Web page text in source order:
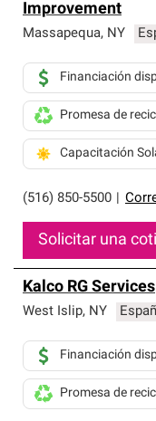
Improvement
Massapequa, NY
(516) 850-5500
Financiación
Promesa de
Capacitación
Solicitar una
Kalco RG Services
West Islip, NY
Financiación
Promesa de